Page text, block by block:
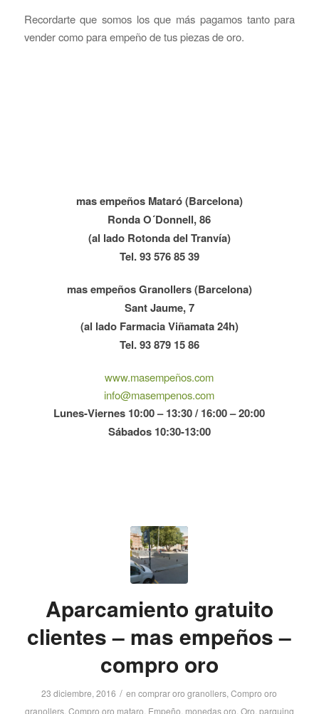
Recordarte que somos los que más pagamos tanto para
vender como para empeño de tus piezas de oro.
mas empeños Mataró (Barcelona)
Ronda O´Donnell, 86
(al lado Rotonda del Tranvía)
Tel. 93 576 85 39
mas empeños Granollers (Barcelona)
Sant Jaume, 7
(al lado Farmacia Viñamata 24h)
Tel. 93 879 15 86
www.masempeños.com
info@masempenos.com
Lunes-Viernes 10:00 – 13:30 / 16:00 – 20:00
Sábados 10:30-13:00
Aparcamiento gratuito
clientes – mas empeños –
compro oro
23 diciembre, 2016 / encomprar oro granollers,Compro oro
granollers, Compro oro mataro, Empeño, monedas oro, Oro, parquing